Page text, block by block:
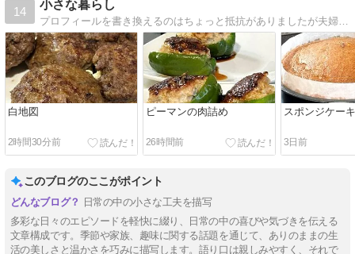
14
小さな暮らし
プロフィールを書き換えるのはちょっと抵抗がありましたが夫婦二人暮らしになりました。心の中ではくるみやクッキーの姿が鮮明に浮かびます。寂しくなりましたがこれまで飼ったペットたちが見てくれているはず。心配されないように元気に過ごします。
白地図
2時間30分前
ピーマンの肉詰め
26時間前
スポンジケーキ
3日前
このブログのここがポイント
日常の中の小さな工夫を描写
多彩な日々のエピソードを軽快に綴り、日常の中の喜びや気づきを伝える
文章構成です。季節や家族、趣味に関する話題を通じて、ありのままの生
活の美しさと温かさを巧みに描写します。語り口は親しみやすく、それで